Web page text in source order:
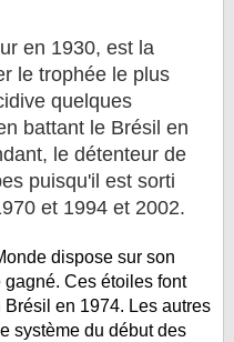
en 1930, est la
le trophée le plus
quelques
battant le Brésil en
le détenteur de
puisqu'il est sorti
et 1994 et 2002.
dispose sur son
Ces étoiles font
en 1974. Les autres
système du début des